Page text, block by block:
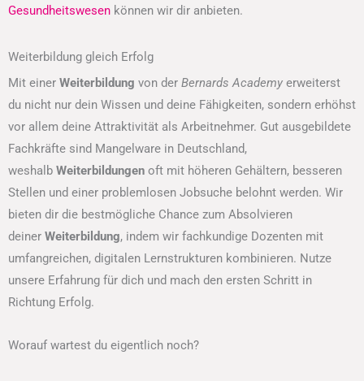
Gesundheitswesen können wir dir anbieten.
Weiterbildung gleich Erfolg
Mit einer Weiterbildung von der Bernards Academy erweiterst
du nicht nur dein Wissen und deine Fähigkeiten, sondern erhöhst
vor allem deine Attraktivität als Arbeitnehmer. Gut ausgebildete
Fachkräfte sind Mangelware in Deutschland,
weshalb Weiterbildungen oft mit höheren Gehältern, besseren
Stellen und einer problemlosen Jobsuche belohnt werden. Wir
bieten dir die bestmögliche Chance zum Absolvieren
deiner Weiterbildung, indem wir fachkundige Dozenten mit
umfangreichen, digitalen Lernstrukturen kombinieren. Nutze
unsere Erfahrung für dich und mach den ersten Schritt in
Richtung Erfolg.
Worauf wartest du eigentlich noch?